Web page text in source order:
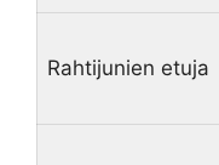
Rahtijunien etuja